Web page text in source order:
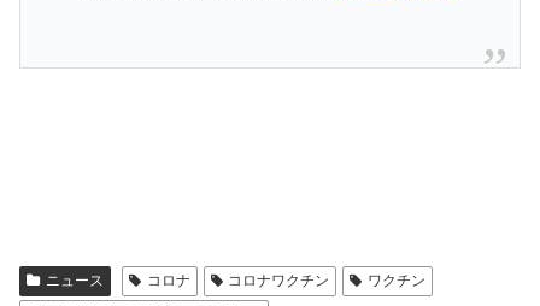
ニュース コロナ コロナワクチン
ワクチン